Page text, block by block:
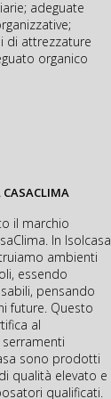
adeguate
di attrezzature
organico
il marchio
In Isolcasa
ambienti
essendo
pensando
future. Questo
al
sono prodotti
qualità elevato e
qualificati.